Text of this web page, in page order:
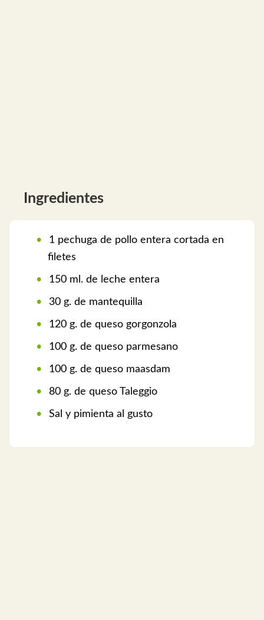
Ingredientes
1 pechuga de pollo entera cortada en
filetes
150 ml. de leche entera
30 g. de mantequilla
120 g. de queso gorgonzola
100 g. de queso parmesano
100 g. de queso maasdam
80 g. de queso Taleggio
Sal y pimienta al gusto